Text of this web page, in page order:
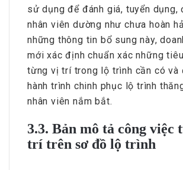
sử dụng để đánh giá, tuyển dụng,
nhân viên dường như chưa hoàn
những thông tin bổ sung này,
mới xác định chuẩn xác những
từng vị trí trong lộ trình cần có và
hành trình chinh phục lộ trình
nhân viên nắm bắt.
3.3. Bản mô tả công việc
trí trên sơ đồ lộ trình